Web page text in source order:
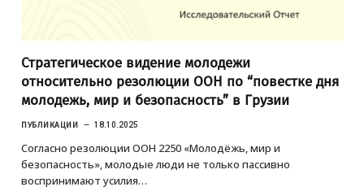
Стратегическое видение молодежи
относительно резолюции ООН по “повестке дня
молодежь, мир и безопасность” в Грузии
ПУБЛИКАЦИИ 18.10.2025
Согласно резолюции ООН 2250 «Молодёжь, мир и
безопасность», молодые люди не только пассивно
воспринимают усилия…